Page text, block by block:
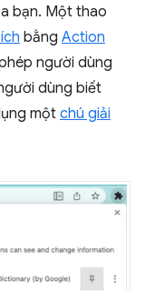
bạn. Một thao
bằng Action
người dùng
dùng biết
một chú giải